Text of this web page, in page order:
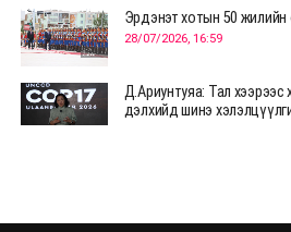
Эрдэнэт хотын 50 жилийн
28/07/2026, 16:59
Д.Ариунтуяа: Тал
дэлхийд шинэ